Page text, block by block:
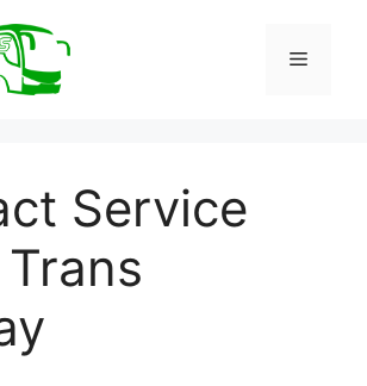
Menu
Service